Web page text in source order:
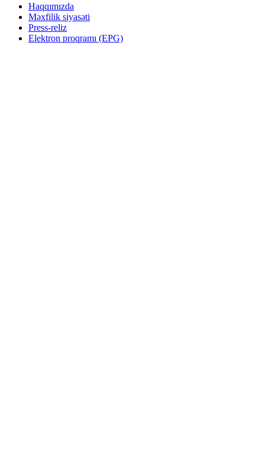
Haqqımızda
Məxfilik siyasəti
Press-reliz
Elektron proqramı (EPG)